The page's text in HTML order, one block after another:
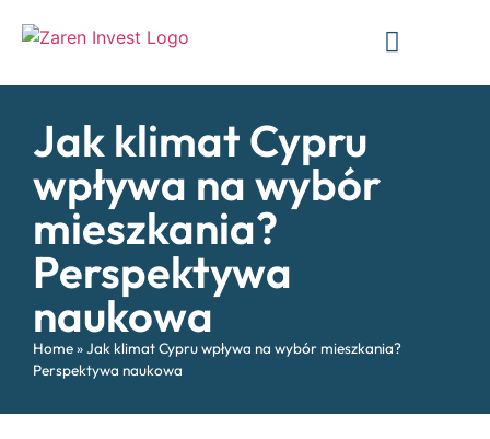
Jak klimat Cypru
wpływa na wybór
mieszkania?
Perspektywa
naukowa
Home»Jak klimat Cypru wpływa na wybór mieszkania?
Perspektywa naukowa